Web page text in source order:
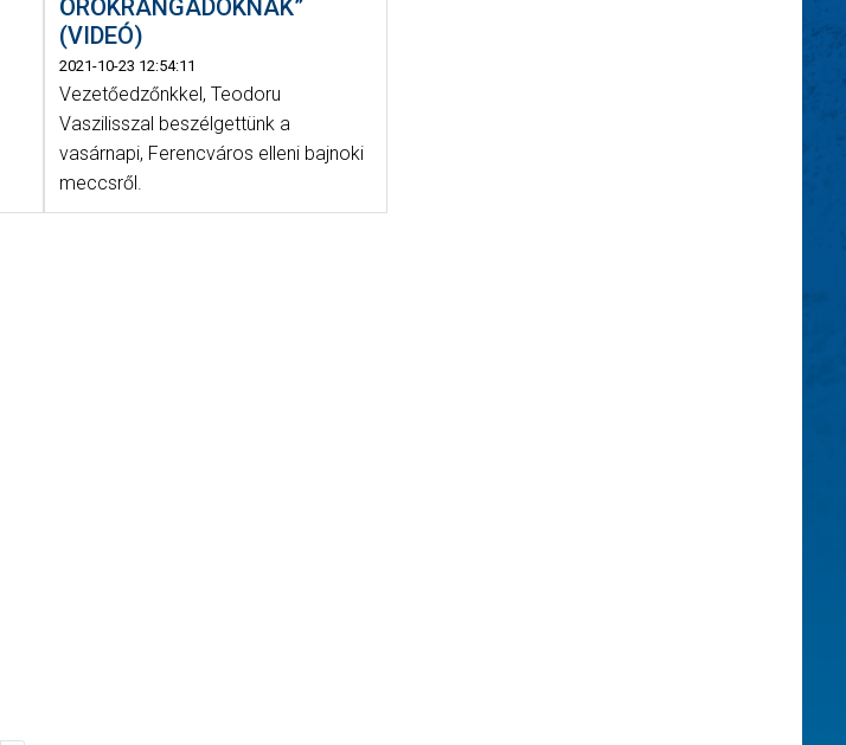
ÖRÖKRANGADÓKNAK”
(VIDEÓ)
2021-10-23 12:54:11
Vezetőedzőnkkel, Teodoru
Vaszilisszal beszélgettünk a
vasárnapi, Ferencváros elleni bajnoki
meccsről.